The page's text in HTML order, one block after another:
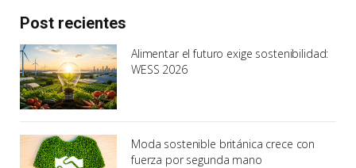
Post recientes
Alimentar el futuro exige sostenibilidad:
WESS 2026
Moda sostenible británica crece con
fuerza por segunda mano